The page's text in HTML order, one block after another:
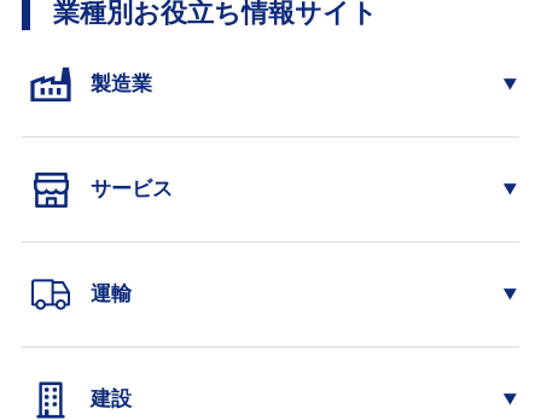
業種別お役立ち情報サイト
製造業
サービス
運輸
建設